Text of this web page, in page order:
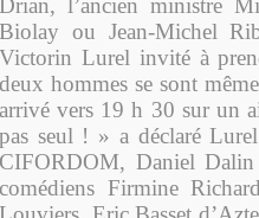
Drian, l’ancien ministre
Biolay ou Jean-Michel
Victorin Lurel invité à
deux hommes se sont
arrivé vers 19 h 30 sur un
pas seul ! » a déclaré
CIFORDOM, Daniel
comédiens Firmine